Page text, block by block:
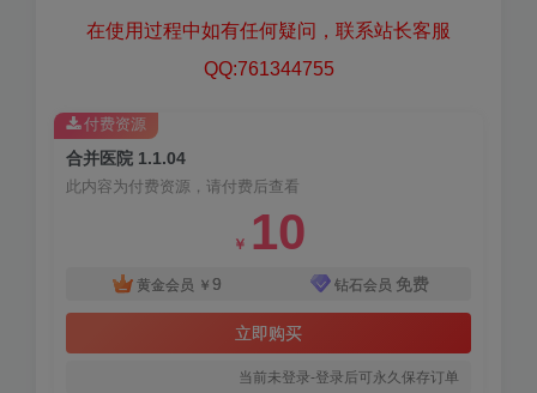
在使用过程中如有任何疑问，联系站长客服
QQ:761344755
合并医院 1.1.04
此内容为付费资源，请付费后查看
￥ 10
黄金会员 ￥ 9 钻石会员 免费
立即购买
当前未登录-登录后可永久保存订单
付费资源